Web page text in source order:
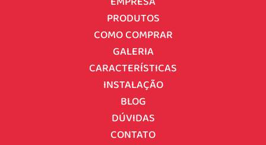
PRODUTOS
COMO COMPRAR
GALERIA
CARACTERÍSTICAS
INSTALAÇÃO
BLOG
DÚVIDAS
CONTATO